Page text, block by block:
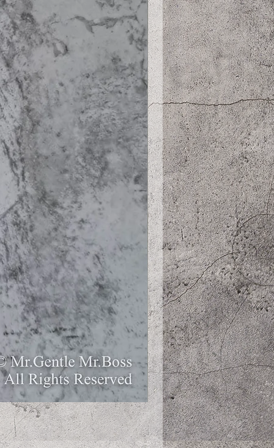
ペットの恵み365 有機玄米
価格
￥548